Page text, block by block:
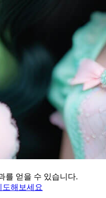
를 얻을 수 있습니다.
도해보세요